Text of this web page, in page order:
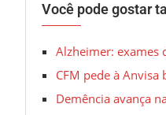
Você pode gostar
Alzheimer: exames
CFM pede à
Demência avança